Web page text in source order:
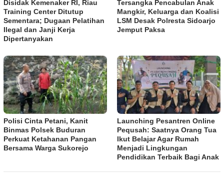
Disidak Kemenaker RI, Riau
Training Center Ditutup
Sementara; Dugaan Pelatihan
Ilegal dan Janji Kerja
Dipertanyakan
Tersangka Pencabulan Anak
Mangkir, Keluarga dan Koalisi
LSM Desak Polresta Sidoarjo
Jemput Paksa
Polisi Cinta Petani, Kanit
Binmas Polsek Buduran
Perkuat Ketahanan Pangan
Bersama Warga Sukorejo
Launching Pesantren Online
Pequsah: Saatnya Orang Tua
Ikut Belajar Agar Rumah
Menjadi Lingkungan
Pendidikan Terbaik Bagi Anak